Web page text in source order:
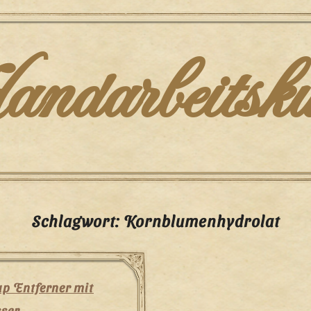
Schlagwort: Kornblumenhydrolat
Entferner mit